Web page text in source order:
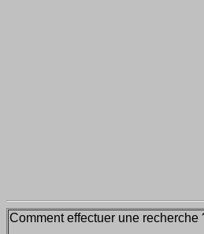
Comment effectuer une recherche